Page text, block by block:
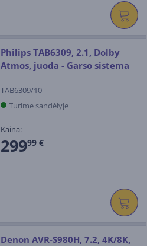
Philips TAB6309, 2.1, Dolby
Atmos, juoda - Garso sistema
TAB6309/10
Turime sandėlyje
Kaina:
29999 €
Denon AVR-S980H, 7.2, 4K/8K,